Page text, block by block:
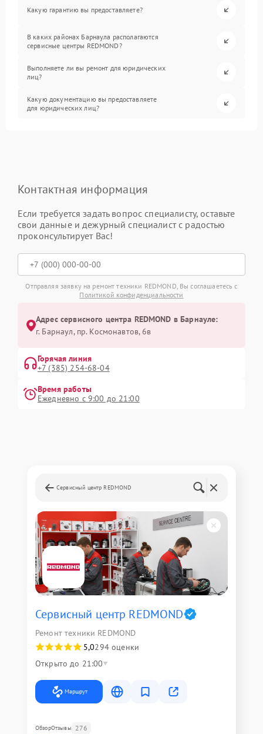
Какую гарантию вы предоставляете?
В каких районах Барнаула располагаются
сервисные центры REDMOND?
Выполняете ли вы ремонт для юридических
лиц?
Какую документацию вы предоставляете
для юридических лиц?
Контактная информация
Если требуется задать вопрос специалисту, оставьте
свои данные и дежурный специалист с радостью
проконсультирует Вас!
Отправляя заявку на ремонт техники REDMOND, Вы соглашаетесь с
Политикой конфиденциальности
Адрес сервисного центра REDMOND в Барнауле:
г. Барнаул, ​пр. Космонавтов, 6в
Горячая линия
+7 (385) 254-68-04
Время работы
Ежедневно с 9:00 до 21:00
Сервисный центр REDMOND
Сервисный центр REDMOND
Ремонт техники REDMOND
5,0294 оценки
Открыто до 21:00
Маршрут
ОбзорОтзывы 276